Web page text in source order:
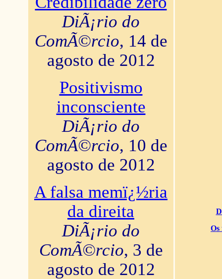
DiÃ¡rio do
ComÃ©rcio, 14 de
agosto de 2012
Positivismo
inconsciente
DiÃ¡rio do
ComÃ©rcio, 10 de
agosto de 2012
A falsa memï¿½ria
da direita
DiÃ¡rio do
ComÃ©rcio, 3 de
agosto de 2012
Os